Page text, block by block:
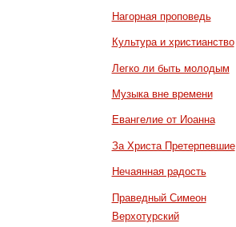
Нагорная проповедь
Культура и христианство
Легко ли быть молодым
Музыка вне времени
Евангелие от Иоанна
За Христа Претерпевшие
Нечаянная радость
Праведный Симеон
Верхотурский